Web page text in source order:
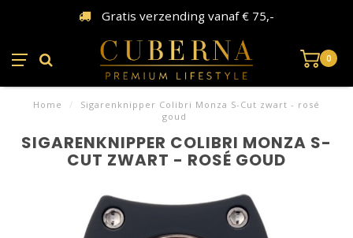
Gratis verzending vanaf € 75,-
0
Home /
Sigarenknipper Colibri Monza S-Cut zwart - rosé
goud
SIGARENKNIPPER COLIBRI MONZA S-
CUT ZWART - ROSÉ GOUD